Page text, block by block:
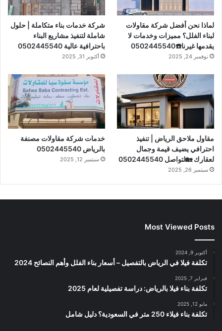
ي
س
ن
b
e
ا
م
k
لماذا نحن أفضل شركة مقاولات
لبناء الفلل؟ مميزات وخدمات لا
يقدمها غيرنا☎️0502445540
نوفمبر 24, 2025
شركة خدمات بناء متكاملة | حلول
شاملة لتنفيذ مشاريع البناء
باحترافية عالية 0502445540
أكتوبر 31, 2025
مقاول ملاحق الرياض | تنفيذ
احترافي يضيف قيمة وجمال
لعقارك 🏡لتواصل 0502445540
سبتمبر 26, 2025
خدمات شركة مقاولات مصنفة
بالرياض 0502445540
سبتمبر 12, 2025
Most Viewed Posts
أكتوبر 9, 2024
تكلفة فيلا في الرياض بالتفصيل – أسعار بناء الفلل وأهم النصائح 2024
فبراير 7, 2025
تكلفة بناء فيلا بالرياض: دراسة تفصيلية لعام 2025
مايو 12, 2025
تكلفة بناء فيلاء 250 متر في السعودية؟ دليل شامل